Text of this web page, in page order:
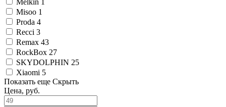
Misoo 1
Proda 4
Recci 3
Remax 43
RockBox 27
SKYDOLPHIN 25
Xiaomi 5
Показать еще Скрыть
Цена, руб.